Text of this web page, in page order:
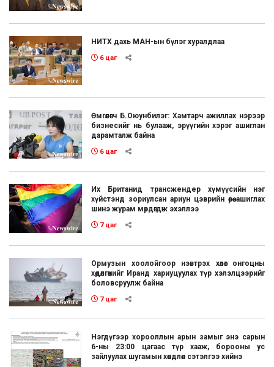
НИТХ дахь МАН-ын бүлэг хуралдлаа
6 цаг
Өмгөөлөгч Б.Оюунбилэг: Хамтарч ажиллах нэрээр
бизнесийг нь булааж, эрүүгийн хэрэг ашиглан
дарамталж байна
6 цаг
Их Британид трансжендер хүмүүсийн нэг
хүйстэнд зориулсан ариун цэврийн өрөө ашиглах
шинэ журам мөрдөгдөж эхэллээ
7 цаг
Ормузын хоолойгоор нэвтрэх хөлөг онгоцны
хөдөлгөөнийг Иранд хариуцуулах түр хэлэлцээрийг
боловсруулж байна
7 цаг
Нэгдүгээр хорооллын арын замыг энэ сарын
6-ны 23:00 цагаас түр хааж, борооны ус
зайлуулах шугамын хөндлөн сэтэлгээ хийнэ